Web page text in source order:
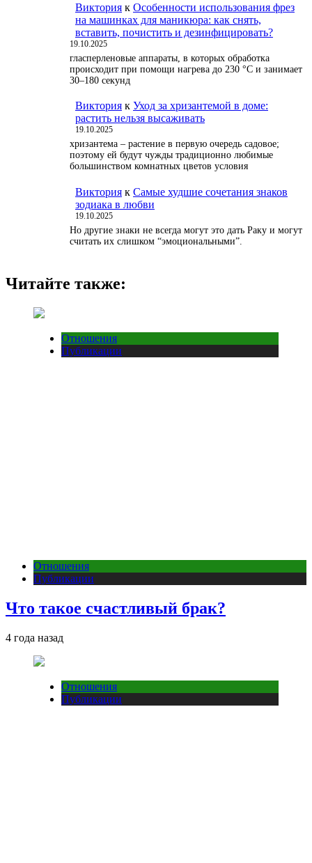
Виктория к Особенности использования фрез
на машинках для маникюра: как снять,
вставить, почистить и дезинфицировать?
19.10.2025
гласперленовые аппараты, в которых обработка
происходит при помощи нагрева до 230 °С и занимает
30–180 секунд
Виктория к Уход за хризантемой в доме:
растить нельзя высаживать
19.10.2025
хризантема – растение в первую очередь садовое;
поэтому ей будут чужды традиционно любимые
большинством комнатных цветов условия
Виктория к Самые худшие сочетания знаков
зодиака в любви
19.10.2025
Но другие знаки не всегда могут это дать Раку и могут
считать их слишком “эмоциональными”.
Читайте также:
Отношения
Публикации
Отношения
Публикации
Что такое счастливый брак?
4 года назад
Отношения
Публикации